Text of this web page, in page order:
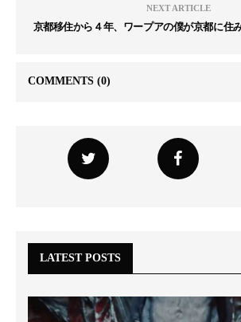
NEXT ARTICLE
京都移住から４年、ワープアの僕が京都に住
COMMENTS (0)
LATEST POSTS